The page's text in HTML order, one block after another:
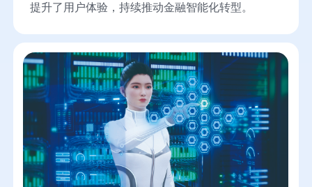
提升了用户体验，持续推动金融智能化转型。